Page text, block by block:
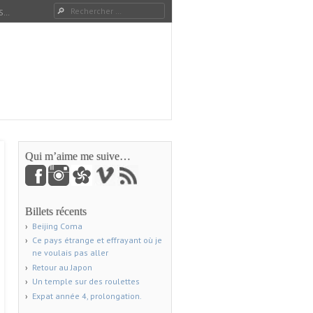
Rechercher
Qui m’aime me suive…
Billets récents
Beijing Coma
Ce pays étrange et effrayant où je
ne voulais pas aller
Retour au Japon
Un temple sur des roulettes
Expat année 4, prolongation.